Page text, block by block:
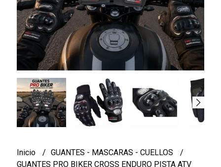
Inicio
GUANTES - MASCARAS - CUELLOS
GUANTES PRO BIKER CROSS ENDURO PISTA ATV